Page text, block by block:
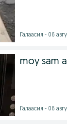
Галаасия - 06
moy sam
Галаасия - 06